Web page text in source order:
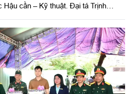
Hậu cần – Kỹ thuật. Đại tá Trịnh
trì hội nghị.